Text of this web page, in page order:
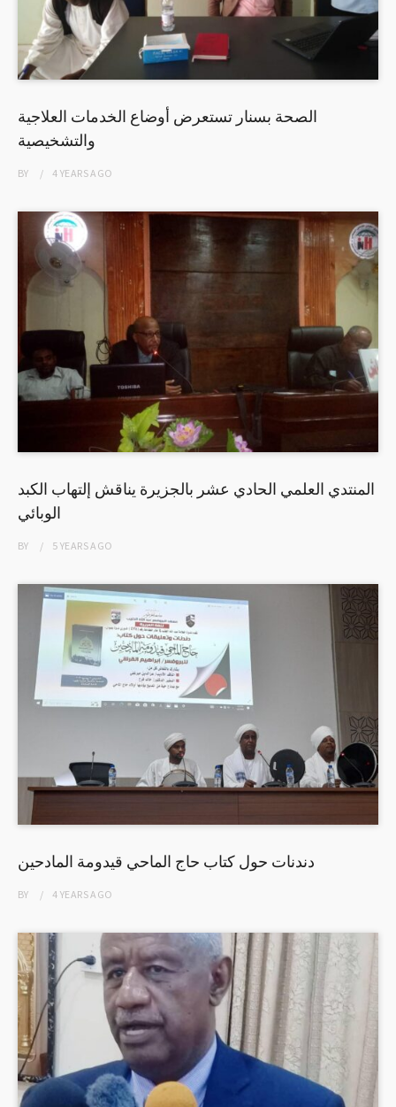
الصحة بسنار تستعرض أوضاع الخدمات العلاجية
والتشخيصية
BY 4 YEARSAGO
المنتدي العلمي الحادي عشر بالجزيرة يناقش إلتهاب الكبد
الوبائي
BY 5 YEARSAGO
دندنات حول كتاب حاج الماحي قيدومة المادحين
BY 4 YEARSAGO